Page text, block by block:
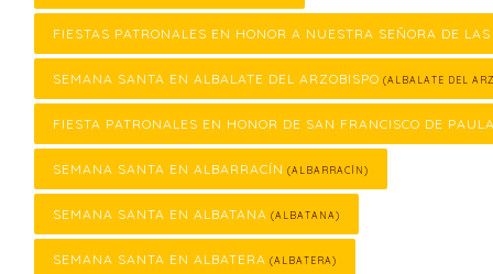
FIESTAS PATRONALES EN HONOR A NUESTRA SEÑORA DE
SEMANA SANTA EN ALBALATE DEL ARZOBISPO (ALBALATE DEL
FIESTA PATRONALES EN HONOR DE SAN FRANCISCO DE
SEMANA SANTA EN ALBARRACÍN (ALBARRACÍN)
SEMANA SANTA EN ALBATANA (ALBATANA)
SEMANA SANTA EN ALBATERA (ALBATERA)